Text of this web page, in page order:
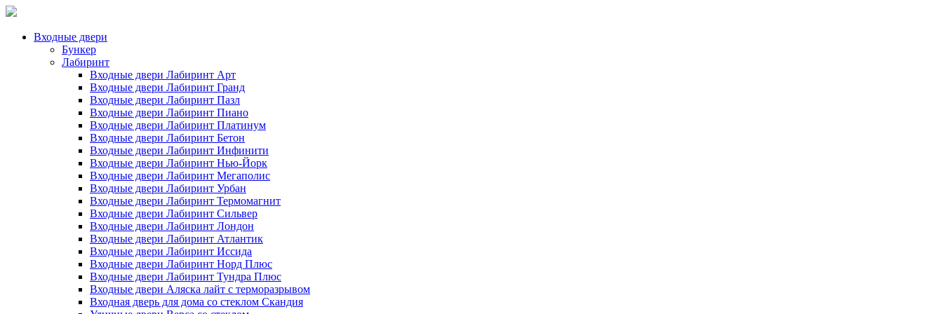
Входные двери
Бункер
Лабиринт
Входные двери Лабиринт Арт
Входные двери Лабиринт Гранд
Входные двери Лабиринт Пазл
Входные двери Лабиринт Пиано
Входные двери Лабиринт Платинум
Входные двери Лабиринт Бетон
Входные двери Лабиринт Инфинити
Входные двери Лабиринт Нью-Йорк
Входные двери Лабиринт Мегаполис
Входные двери Лабиринт Урбан
Входные двери Лабиринт Термомагнит
Входные двери Лабиринт Сильвер
Входные двери Лабиринт Лондон
Входные двери Лабиринт Атлантик
Входные двери Лабиринт Иссида
Входные двери Лабиринт Норд Плюс
Входные двери Лабиринт Тундра Плюс
Входные двери Аляска лайт с терморазрывом
Входная дверь для дома со стеклом Скандия